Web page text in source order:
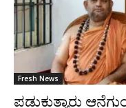
Fresh News
ಪಡುಕುತ್ಯಾರು